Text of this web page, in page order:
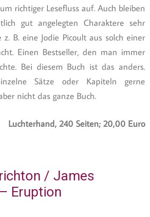
richtiger Lesefluss auf. Auch bleiben
gut angelegten Charaktere sehr
B. eine Jodie Picoult aus solch einer
Einen Bestseller, den man immer
Bei diesem Buch ist das anders.
Sätze oder Kapiteln gerne
nicht das ganze Buch.
Luchterhand, 240 Seiten; 20,00 Euro
/ James
Eruption